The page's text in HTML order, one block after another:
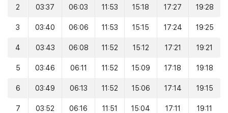
2 03:37 06:03 11:53 15:18 17:27 19:28
3 03:40 06:06 11:53 15:15 17:24 19:25
4 03:43 06:08 11:52 15:12 17:21 19:21
5 03:46 06:11 11:52 15:09 17:18 19:18
6 03:49 06:13 11:52 15:06 17:14 19:15
7 03:52 06:16 11:51 15:04 17:11 19:11